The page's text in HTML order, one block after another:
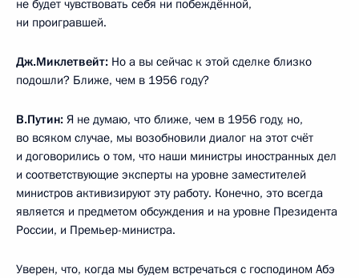
не будет чувствовать себя ни побеждённой,
ни проигравшей.
Дж.Миклетвейт: Но а вы сейчас к этой сделке близко
подошли? Ближе, чем в 1956 году?
В.Путин: Я не думаю, что ближе, чем в 1956 году, но,
во всяком случае, мы возобновили диалог на этот счёт
и договорились о том, что наши министры иностранных дел
и соответствующие эксперты на уровне заместителей
министров активизируют эту работу. Конечно, это всегда
является и предметом обсуждения и на уровне Президента
России, и Премьер-министра.
Уверен, что, когда мы будем встречаться с господином Абэ